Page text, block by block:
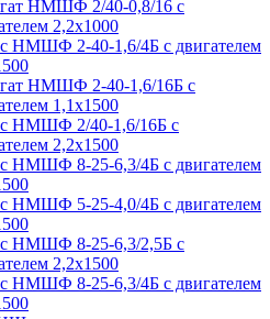
НМШФ 2/40-0,8/16 с
2,2х1000
НМШФ 2-40-1,6/4Б с двигателем
НМШФ 2-40-1,6/16Б с
1,1х1500
НМШФ 2/40-1,6/16Б с
2,2х1500
НМШФ 8-25-6,3/4Б с двигателем
НМШФ 5-25-4,0/4Б с двигателем
НМШФ 8-25-6,3/2,5Б с
2,2х1500
НМШФ 8-25-6,3/4Б с двигателем